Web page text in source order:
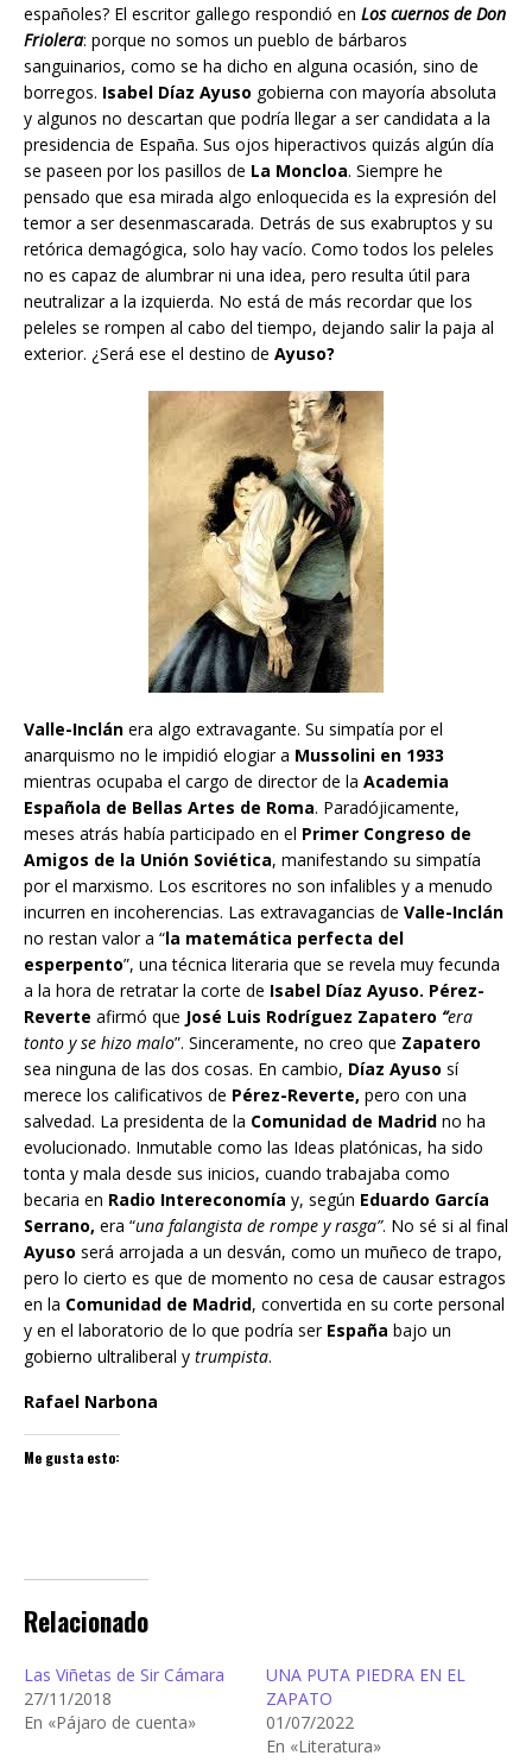
españoles? El escritor gallego respondió en Los cuernos de Don
Friolera: porque no somos un pueblo de bárbaros
sanguinarios, como se ha dicho en alguna ocasión, sino de
borregos. Isabel Díaz Ayuso gobierna con mayoría absoluta
y algunos no descartan que podría llegar a ser candidata a la
presidencia de España. Sus ojos hiperactivos quizás algún día
se paseen por los pasillos de La Moncloa. Siempre he
pensado que esa mirada algo enloquecida es la expresión del
temor a ser desenmascarada. Detrás de sus exabruptos y su
retórica demagógica, solo hay vacío. Como todos los peleles
no es capaz de alumbrar ni una idea, pero resulta útil para
neutralizar a la izquierda. No está de más recordar que los
peleles se rompen al cabo del tiempo, dejando salir la paja al
exterior. ¿Será ese el destino de Ayuso?
Valle-Inclán era algo extravagante. Su simpatía por el
anarquismo no le impidió elogiar a Mussolini en 1933
mientras ocupaba el cargo de director de la Academia
Española de Bellas Artes de Roma. Paradójicamente,
meses atrás había participado en el Primer Congreso de
Amigos de la Unión Soviética, manifestando su simpatía
por el marxismo. Los escritores no son infalibles y a menudo
incurren en incoherencias. Las extravagancias de Valle-Inclán
no restan valor a “la matemática perfecta del
esperpento”, una técnica literaria que se revela muy fecunda
a la hora de retratar la corte de Isabel Díaz Ayuso. Pérez-
Reverte afirmó que José Luis Rodríguez Zapatero “era
tonto y se hizo malo”. Sinceramente, no creo que Zapatero
sea ninguna de las dos cosas. En cambio, Díaz Ayuso sí
merece los calificativos de Pérez-Reverte, pero con una
salvedad. La presidenta de la Comunidad de Madrid no ha
evolucionado. Inmutable como las Ideas platónicas, ha sido
tonta y mala desde sus inicios, cuando trabajaba como
becaria en Radio Intereconomía y, según Eduardo García
Serrano, era “una falangista de rompe y rasga”. No sé si al final
Ayuso será arrojada a un desván, como un muñeco de trapo,
pero lo cierto es que de momento no cesa de causar estragos
en la Comunidad de Madrid, convertida en su corte personal
y en el laboratorio de lo que podría serEspaña bajo un
gobierno ultraliberal y trumpista.
Rafael Narbona
Me gusta esto:
Relacionado
Las Viñetas de Sir Cámara
27/11/2018
En «Pájaro de cuenta»
UNA PUTA PIEDRA EN EL
ZAPATO
01/07/2022
En «Literatura»